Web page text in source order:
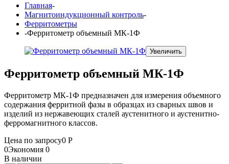
Главная-
Магнитоиндукционный контроль-
Ферритометры
-Ферритометр объемный МК-1Ф
Увеличить
Ферритометр объемный МК-1Ф
Ферритометр МК-1Ф предназначен для измерения объемного
содержания ферритной фазы в образцах из сварных швов и
изделий из нержавеющих сталей аустенитного и аустенитно-
ферромагнитного классов.
Цена по запросу0 Р
0Экономия 0
В наличии